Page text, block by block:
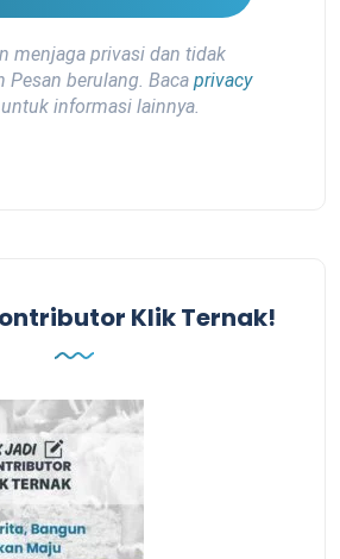
menjaga privasi dan tidak
Pesan berulang. Baca privacy
informasi lainnya.
Klik Ternak!